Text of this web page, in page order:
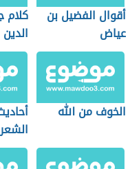
أقوال الفضيل بن
عياض
كلام
الدين
الخوف من الله